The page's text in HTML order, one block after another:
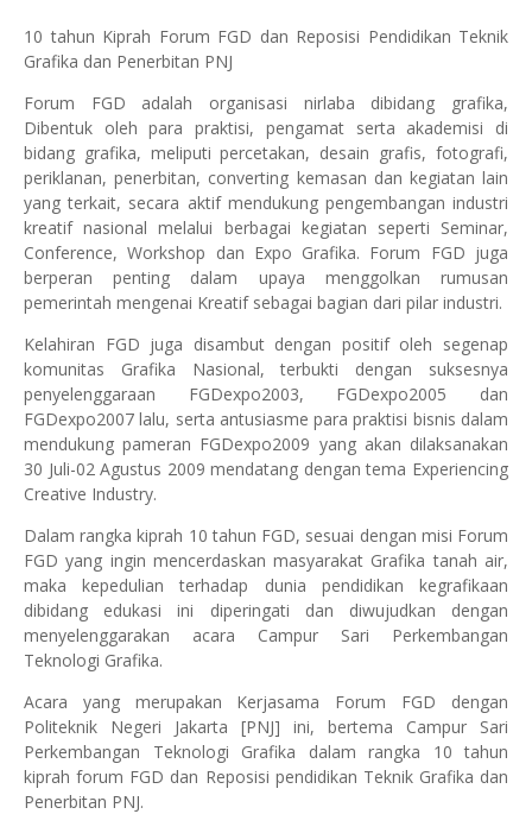
10 tahun Kiprah Forum FGD dan Reposisi Pendidikan Teknik
Grafika dan Penerbitan PNJ
Forum FGD adalah organisasi nirlaba dibidang grafika,
Dibentuk oleh para praktisi, pengamat serta akademisi di
bidang grafika, meliputi percetakan, desain grafis, fotografi,
periklanan, penerbitan, converting kemasan dan kegiatan lain
yang terkait, secara aktif mendukung pengembangan industri
kreatif nasional melalui berbagai kegiatan seperti Seminar,
Conference, Workshop dan Expo Grafika. Forum FGD juga
berperan penting dalam upaya menggolkan rumusan
pemerintah mengenai Kreatif sebagai bagian dari pilar industri.
Kelahiran FGD juga disambut dengan positif oleh segenap
komunitas Grafika Nasional, terbukti dengan suksesnya
penyelenggaraan FGDexpo2003, FGDexpo2005 dan
FGDexpo2007 lalu, serta antusiasme para praktisi bisnis dalam
mendukung pameran FGDexpo2009 yang akan dilaksanakan
30 Juli-02 Agustus 2009 mendatang dengan tema Experiencing
Creative Industry.
Dalam rangka kiprah 10 tahun FGD, sesuai dengan misi Forum
FGD yang ingin mencerdaskan masyarakat Grafika tanah air,
maka kepedulian terhadap dunia pendidikan kegrafikaan
dibidang edukasi ini diperingati dan diwujudkan dengan
menyelenggarakan acara Campur Sari Perkembangan
Teknologi Grafika.
Acara yang merupakan Kerjasama Forum FGD dengan
Politeknik Negeri Jakarta [PNJ] ini, bertema Campur Sari
Perkembangan Teknologi Grafika dalam rangka 10 tahun
kiprah forum FGD dan Reposisi pendidikan Teknik Grafika dan
Penerbitan PNJ.